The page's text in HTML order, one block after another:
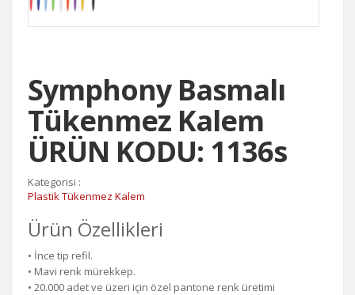
Symphony Basmalı
Tükenmez Kalem
ÜRÜN KODU: 1136s
Kategorisi :
Plastik Tükenmez Kalem
Ürün Özellikleri
• İnce tip refil.
• Mavi renk mürekkep.
• 20.000 adet ve üzeri için özel pantone renk üretimi